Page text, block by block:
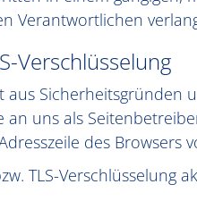
Verantwortlichen
Verschlüsselung
aus Sicherheitsgründen
an uns als
des Browsers
TLS-